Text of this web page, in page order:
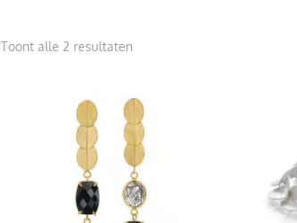
Toont alle 2 resultatenGesorteerd
hoog
naar
laag